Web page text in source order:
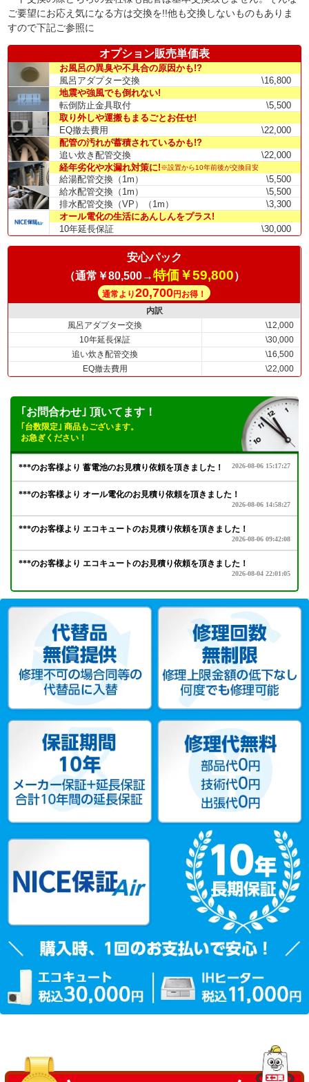
ご要望にお応え気になる方は交換を!!他も交換しないものもありま
すので下記ご参照に
オプション販売単価表
お風呂の異臭や不具合の原因かも!?
風呂アダプター交換
\16,800
地震や強風でも倒れない!
転倒防止金具取付
\5,500
取り外しや運搬もまるごとお任せ!
EQ撤去費用
\22,000
配管の汚れが蓄積されているかも!?
追い炊き配管交換
\22,000
経年劣化や水漏れ対策に!※設置から10年前後が交換目安
給湯配管交換（1m）
\5,500
給水配管交換（1m）
\5,500
排水配管交換（VP）（1m）
\3,300
オール電化の生活にあんしんをプラス!
10年延長保証
\30,000
安心パック
（通常￥80,500→特価￥59,800）
通常より20,700円お得！
内訳
風呂アダプター交換
\12,000
10年延長保証
\30,000
追い炊き配管交換
\16,500
EQ撤去費用
\22,000
｢お問合わせ｣ 頂いてます！
｢台数限定｣ 商品もございます。
お急ぎください！